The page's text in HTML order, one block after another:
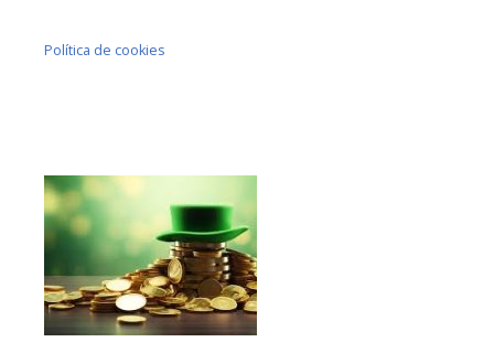
Política de cookies